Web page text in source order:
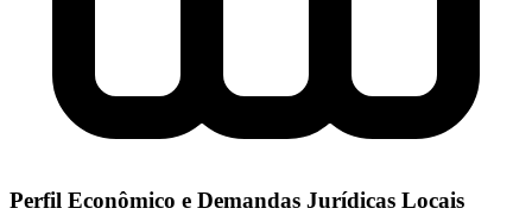
Perfil Econômico e Demandas Jurídicas Locais